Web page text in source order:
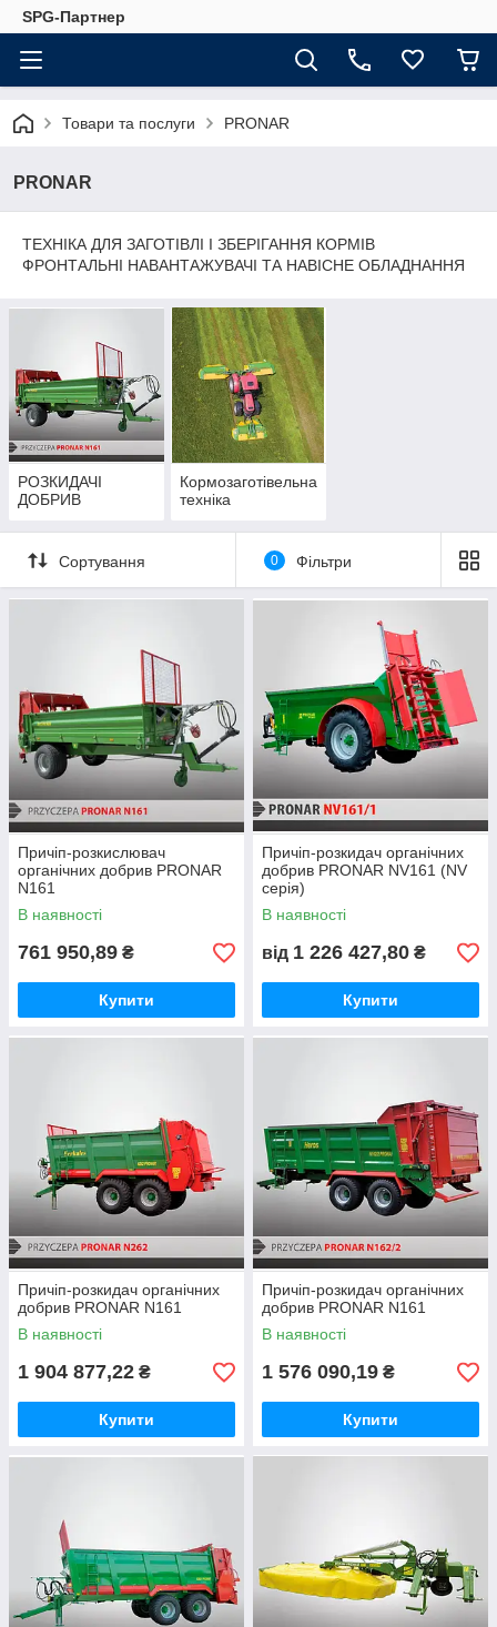
SPG-Партнер
Товари та послуги PRONAR
PRONAR
ТЕХНІКА ДЛЯ ЗАГОТІВЛІ І ЗБЕРІГАННЯ КОРМІВ
ФРОНТАЛЬНІ НАВАНТАЖУВАЧІ ТА НАВІСНЕ ОБЛАДНАННЯ
РОЗКИДАЧІ
ДОБРИВ
Кормозаготівельна
техніка
Сортування 0 Фільтри
Причіп-розкислювач
органічних добрив PRONAR
N161
В наявності
761 950,89 ₴
Купити
Причіп-розкидач органічних
добрив PRONAR NV161 (NV
серія)
В наявності
від 1 226 427,80 ₴
Купити
Причіп-розкидач органічних
добрив PRONAR N161
В наявності
1 904 877,22 ₴
Купити
Причіп-розкидач органічних
добрив PRONAR N161
В наявності
1 576 090,19 ₴
Купити